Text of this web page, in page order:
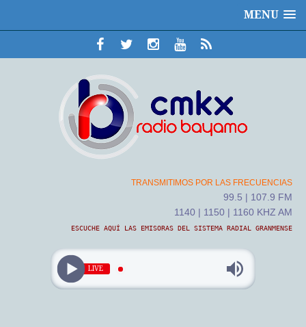
MENU
TRANSMITIMOS POR LAS FRECUENCIAS
99.5 | 107.9 FM
1140 | 1150 | 1160 KHZ AM
ESCUCHE AQUÍ LAS EMISORAS DEL SISTEMA RADIAL GRANMENSE
LIVE